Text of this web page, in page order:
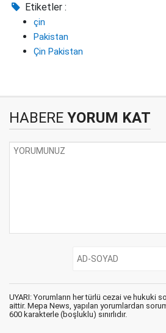
Etiketler :
çin
Pakistan
Çin Pakistan
HABERE YORUM KAT
UYARI: Yorumların her türlü cezai ve hukuki
aittir. Mepa News, yapılan yorumlardan
600 karakterle (boşluklu) sınırlıdır.